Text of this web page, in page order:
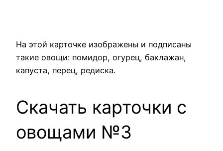
На этой карточке изображены и подписаны
такие овощи: помидор, огурец, баклажан,
капуста, перец, редиска.
Скачать карточки с
овощами №3